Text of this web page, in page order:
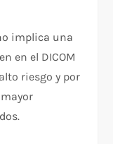
implica una
en el DICOM
riesgo y por